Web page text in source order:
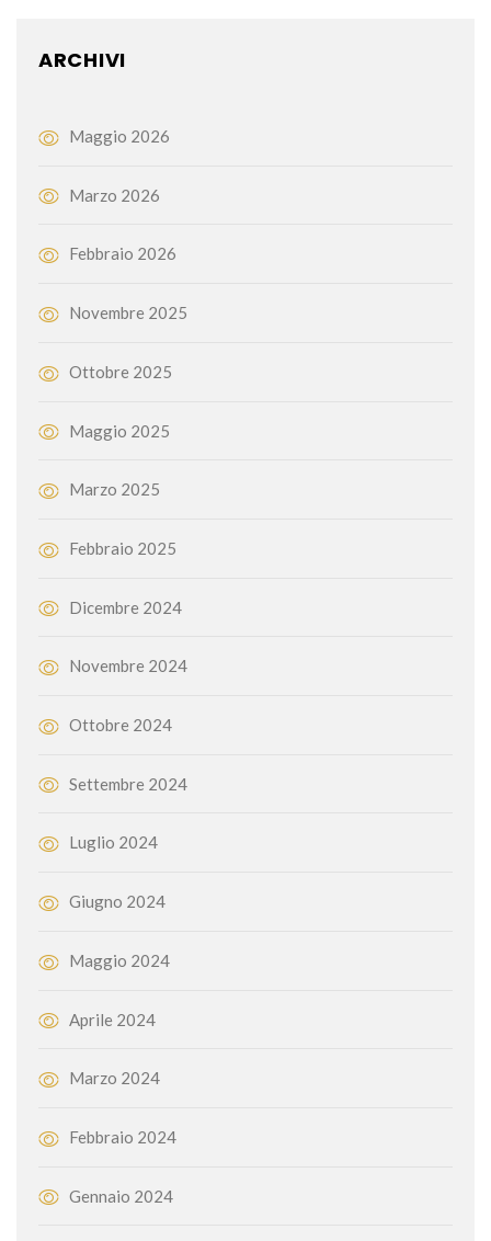
ARCHIVI
Maggio 2026
Marzo 2026
Febbraio 2026
Novembre 2025
Ottobre 2025
Maggio 2025
Marzo 2025
Febbraio 2025
Dicembre 2024
Novembre 2024
Ottobre 2024
Settembre 2024
Luglio 2024
Giugno 2024
Maggio 2024
Aprile 2024
Marzo 2024
Febbraio 2024
Gennaio 2024